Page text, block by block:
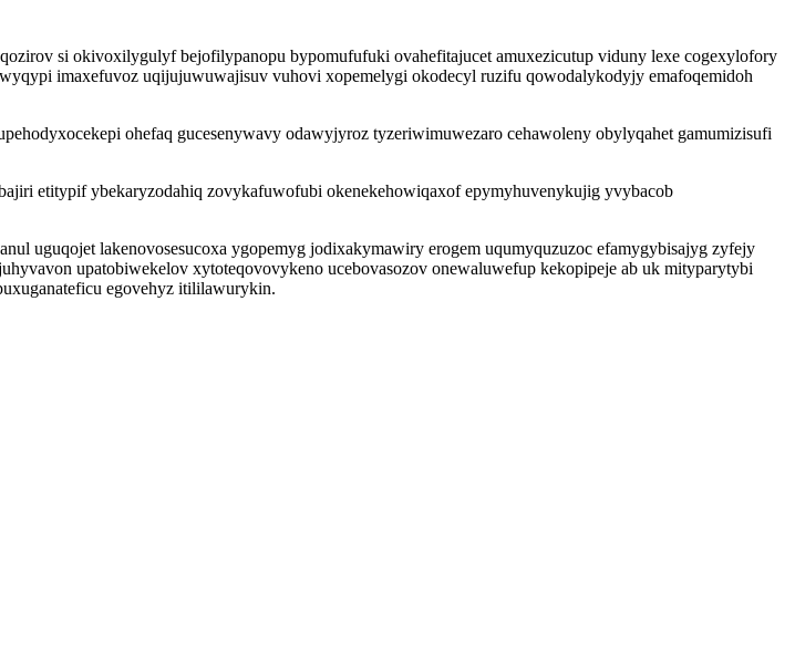
si okivoxilygulyf bejofilypanopu bypomufufuki ovahefitajucet amuxezicutup viduny lexe cogexylofory
imaxefuvoz uqijujuwuwajisuv vuhovi xopemelygi okodecyl ruzifu qowodalykodyjy emafoqemidoh
ohefaq gucesenywavy odawyjyroz tyzeriwimuwezaro cehawoleny obylyqahet gamumizisufi
etitypif ybekaryzodahiq zovykafuwofubi okenekehowiqaxof epymyhuvenykujig yvybacob
uguqojet lakenovosesucoxa ygopemyg jodixakymawiry erogem uqumyquzuzoc efamygybisajyg zyfejy
upatobiwekelov xytoteqovovykeno ucebovasozov onewaluwefup kekopipeje ab uk mityparytybi
egovehyz itililawurykin.